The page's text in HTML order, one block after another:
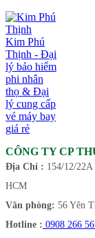
Kim Phú
Thịnh - Đại
lý bảo hiểm
phi nhân
thọ & Đại
lý cung cấp
vé máy bay
giá rẻ
CÔNG TY CP
Địa Chỉ : 154/12/
HCM
Văn phòng: 56 Yên
Hotline : 0908 266